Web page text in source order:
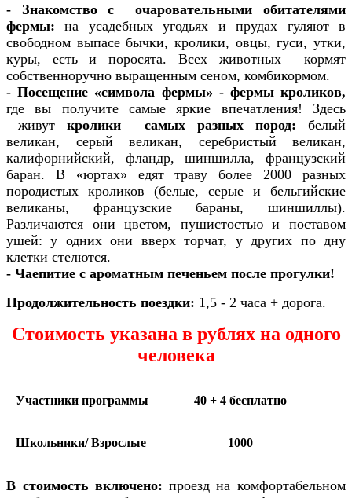
-
Знакомство с очаровательными обитателями
фермы: на усадебных угодьях и прудах гуляют в
свободном выпасе бычки, кролики, овцы, гуси, утки,
куры, есть и поросята. Всех животных кормят
собственноручно выращенным сеном, комбикормом.
- Посещение «символа фермы» - фермы кроликов,
где вы получите самые яркие впечатления! Здесь
живут кролики самых разных пород: белый
великан, серый великан, серебристый великан,
калифорнийский, фландр, шиншилла, французский
баран. В «юртах» едят траву более 2000 разных
породистых кроликов (белые, серые и бельгийские
великаны, французские бараны, шиншиллы).
Различаются они цветом, пушистостью и поставом
ушей: у одних они вверх торчат, у других по дну
клетки стелются.
- Чаепитие с ароматным печеньем после прогулки!
Продолжительность поездки: 1,5 - 2 часа + дорога.
Стоимость указана в рублях на одного
человека
Участники программы 40 + 4 бесплатно
Школьники/ Взрослые 1000
В стоимость включено: проезд на комфортабельном